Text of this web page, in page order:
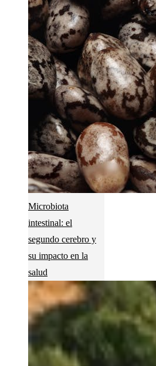
Microbiota
intestinal: el
segundo cerebro y
su impacto en la
salud